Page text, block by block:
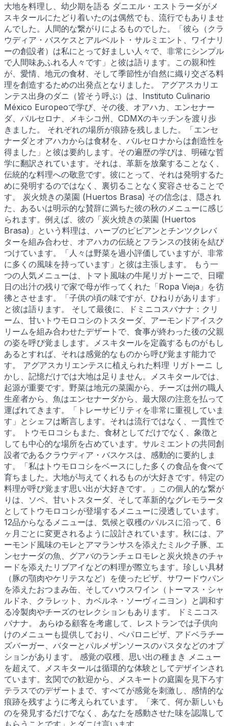
大地を料理し、幼少期を語る ダニエル・エストラーダがメ
スキタールにたどり着いたのは偶然でも、流行でもありませ
んでした。人間的な繋がりによるものでした。「彼ら（クラ
ウディア・バスケスとアルベルト・サルミエント、ワイナリ
ーの創設者）は私にとって好ましい人々で、非常にシンプル
で人間味あふれる人々です」と彼は語ります。この親和性
が、愛情、地元の食材、そして季節性が自然に織り交ざる料
理を創造するための出発点となりました。 アグアスカリエ
ンテス出身のダニ（皆そう呼ぶ）は、Instituto Culinario
México Europeoで学び、その後、オアハカ、エンセナー
ダ、バルセロナ、メキシコ州、CDMXのキッチンを渡り歩
きました。 それぞれの場所が痕跡を残しました。「エンセ
ナーダとオアハカからは食材を、バルセロナからは創造性を
得ました」と彼は要約します。その遍歴の学びは、明確な哲
学に翻訳されています。それは、革新を放棄することなく、
伝統的な料理への敬意です。彼にとって、それは発明するた
めに発明するのではなく、裏切ることなく変容させることで
す。 炭火焼きの菜園 (Huertos Brasa) その信念は、隠され
た、あるいは明示的な賛辞に満ちた彼の秋のメニューに感じ
られます。例えば、彼の「炭火焼きの菜園 (Huertos
Brasa)」という料理は、ハーブのピピアンとチンツクレバ
ターを組み合わせ、オアハカの伝統とフランスの技術を結び
つけています。「人々は野菜を過小評価していますが、非常
に多くの風味を持っています」と彼は主張します。 もう一
つの人気メニューは、トマト風味の牛尾リガトーニで、日曜
日の出汁の残りで家で母が作ってくれた「Ropa Vieja」を彷
彿とさせます。「子供の頃の味ですが、ひねりがあります」
と彼は語ります。 そして最後に、ドミニコスバナナ：クリ
ーム、甘いトウモロコシのトスターダ、アーモンドアイスク
リームを組み合わせたデザートで、食事が終わった後の父親
の姿を呼び覚まします。メスキタールを定義するものがもし
あるとすれば、それは感覚的なものから呼び覚ます能力で
す。 アグアスカリエンテスに植えられた料理 リガトーニ し
かし、記憶だけでは大地は足りません。メスキタールでは、
起源が重要です。野菜は地元の菜園から、チーズは州の職人
生産者から、魚はエンセナーダから、最大限の注意を払って
運ばれてきます。「トレーサビリティを非常に重視していま
す」とシェフは断言します。それは流行ではなく、一貫性で
す。 トウモロコシもまた、食材としてだけでなく、象徴と
しても中心的な場所を占めています。サルミエントの共同創
設者であるクラウディア・バスケスは、感動的に要約しま
す。「私はトウモロコシをベースにした多くの食品を食べて
育ちました。大地が与えてくれるものが大好きです。特定の
料理が呼び覚ます思い出が大好きです。」この個人的な繋が
りは、ソペ、甘いトスターダ、そして革新的なグレモラータ
としてトウモロコシが登場するメニューに浸透しています。
12品からなるメニューは、気候と収穫のパルスに沿って、6
ヶ月ごとに変更されるように設計されています。秋には、ア
ーモンド風味のモレとアマランサスを添えたミルク子豚、エ
ンセナーダの魚、グアバのランチェロモレと炭火焼きのチャ
ードを添えたリブアイなどの料理が際立ちます。珍しい具材
（豚の顎肉やケリテスなど）を使ったピザ、サワードウパン
を添えたおつまみ缶、そしてハウスワイン（トーマス・シャ
ルドネ、クラレット、カベルネ・ソーヴィニヨン）と調和す
る冷製肉やチーズのセレクションもあります。 ドミニコス
バナナ。 あらゆる顧客を考慮して、レストランでは子供向
けのメニューも提供しており、ペパロニピザ、アドベラチー
ズバーガー、バターとパルメザンソースのパスタなどのオプ
ションがあります。 感覚の収穫、思い出の種まき メニュー
を超えて、メスキタールは循環的な体験としてデザインされ
ています。玄関での歓迎から、メスキートの庭園を見下ろす
テラスでのデザートまで、すべてが感覚を刺激し、感情的な
痕跡を残すように考えられています。「来て、何か新しいも
のを発見するだけでなく、あなたを感動させた味を認識して
もらうことです」とダニは言います。